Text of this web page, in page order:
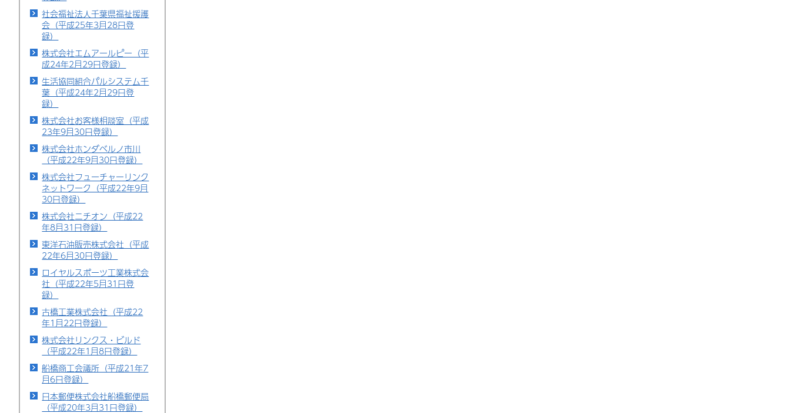
社会福祉法人千葉県福祉援護
会（平成25年3月28日登
録）
株式会社エムアールピー（平
成24年2月29日登録）
生活協同組合パルシステム千
葉（平成24年2月29日登
録）
株式会社お客様相談室（平成
23年9月30日登録）
株式会社ホンダベルノ市川
（平成22年9月30日登録）
株式会社フューチャーリンク
ネットワーク（平成22年9月
30日登録）
株式会社ニチオン（平成22
年8月31日登録）
東洋石油販売株式会社（平成
22年6月30日登録）
ロイヤルスポーツ工業株式会
社（平成22年5月31日登
録）
古橋工業株式会社（平成22
年1月22日登録）
株式会社リンクス・ビルド
（平成22年1月8日登録）
船橋商工会議所（平成21年7
月6日登録）
日本郵便株式会社船橋郵便局
（平成20年3月31日登録）